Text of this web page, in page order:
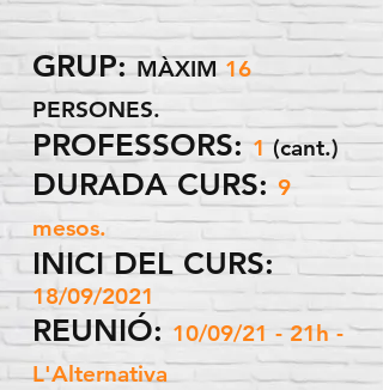
GRUP:MÀXIM 16
PERSONES.
PROFESSORS: 1(cant.)
DURADA CURS: 9
mesos.
INICI DEL CURS:
18/09/2021
REUNIÓ: 10/09/21 - 21h -
L'Alternativa